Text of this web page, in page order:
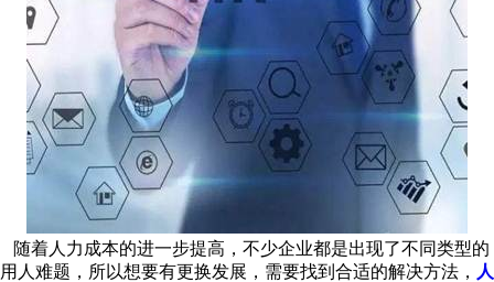
随着人力成本的进一步提高，不少企业都是出现了不同类型的
用人难题，所以想要有更换发展，需要找到合适的解决方法， 人